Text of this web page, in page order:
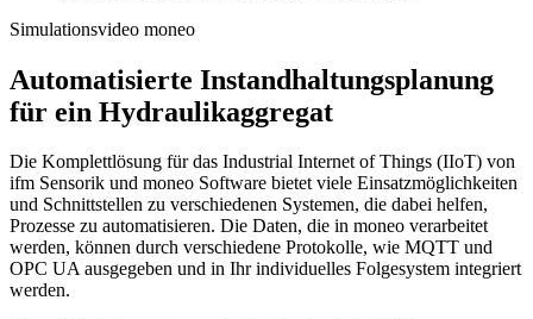
Simulationsvideo moneo
Automatisierte Instandhaltungsplanung
für ein Hydraulikaggregat
Die Komplettlösung für das Industrial Internet of Things (IIoT) von
ifm Sensorik und moneo Software bietet viele Einsatzmöglichkeiten
und Schnittstellen zu verschiedenen Systemen, die dabei helfen,
Prozesse zu automatisieren. Die Daten, die in moneo verarbeitet
werden, können durch verschiedene Protokolle, wie MQTT und
OPC UA ausgegeben und in Ihr individuelles Folgesystem integriert
werden.